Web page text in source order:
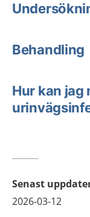
Behandling
Hur kan jag
Senast
2026-03-12